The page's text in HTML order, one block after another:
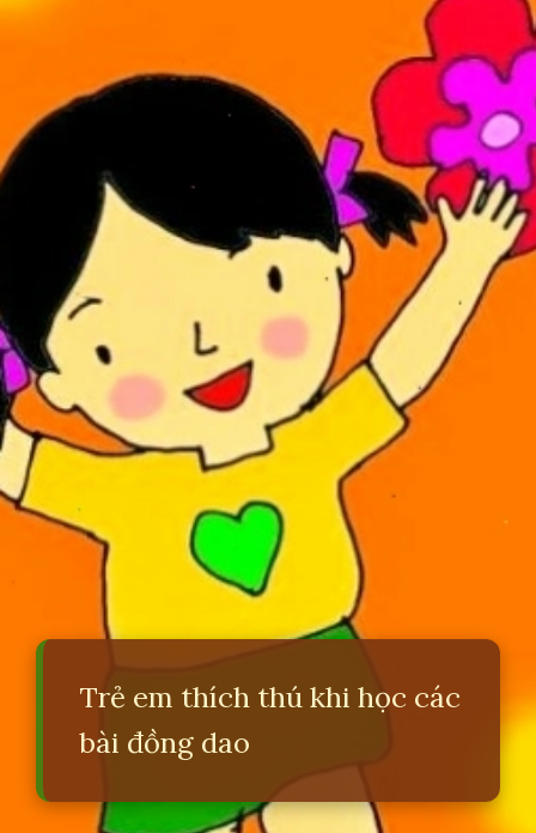
Trẻ em thích thú khi học các
bài đồng dao